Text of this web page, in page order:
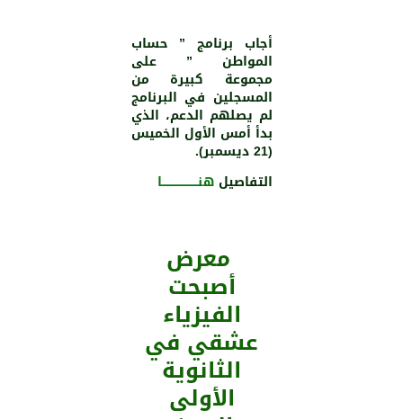
أجاب برنامج ” حساب
المواطن ” على
مجموعة كبيرة من
المسجلين في البرنامج
لم يصلهم الدعم، الذي
بدأ أمس الأول الخميس
(21 ديسمبر).
التفاصيلهنــــــــــــــــــــا
معرض
أصبحت
الفيزياء
عشقي في
الثانوية
اﻷولى